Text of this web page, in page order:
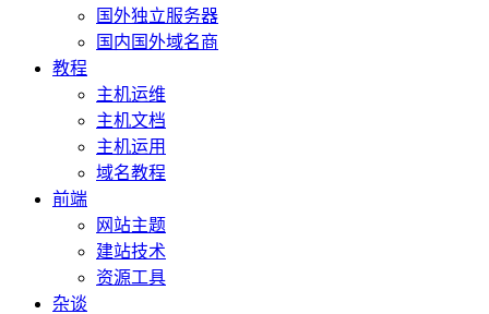
国外独立服务器
国内国外域名商
教程
主机运维
主机文档
主机运用
域名教程
前端
网站主题
建站技术
资源工具
杂谈